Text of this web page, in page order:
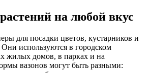
на любой вкус
для посадки цветов, кустарников и
используются в городском
жилых домов, в парках и на
вазонов могут быть разными: